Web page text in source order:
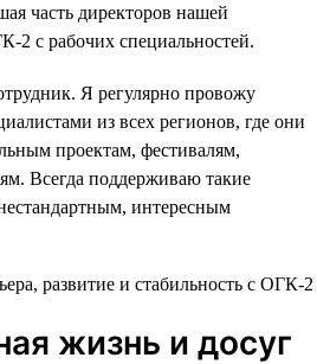
часть директоров нашей
2 с рабочих специальностей.
Я регулярно провожу
из всех регионов, где они
проектам, фестивалям,
Всегда поддерживаю такие
интересным
жизнь и досуг